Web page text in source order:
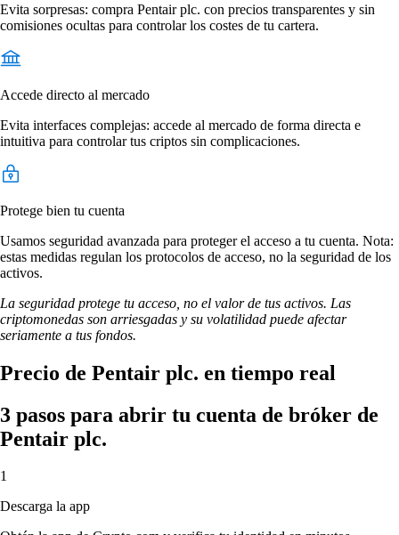
Evita sorpresas: compra Pentair plc. con precios transparentes y sin
comisiones ocultas para controlar los costes de tu cartera.
Accede directo al mercado
Evita interfaces complejas: accede al mercado de forma directa e
intuitiva para controlar tus criptos sin complicaciones.
Protege bien tu cuenta
Usamos seguridad avanzada para proteger el acceso a tu cuenta. Nota:
estas medidas regulan los protocolos de acceso, no la seguridad de los
activos.
La seguridad protege tu acceso, no el valor de tus activos. Las
criptomonedas son arriesgadas y su volatilidad puede afectar
seriamente a tus fondos.
Precio de Pentair plc. en tiempo real
3 pasos para abrir tu cuenta de bróker de
Pentair plc.
1
Descarga la app